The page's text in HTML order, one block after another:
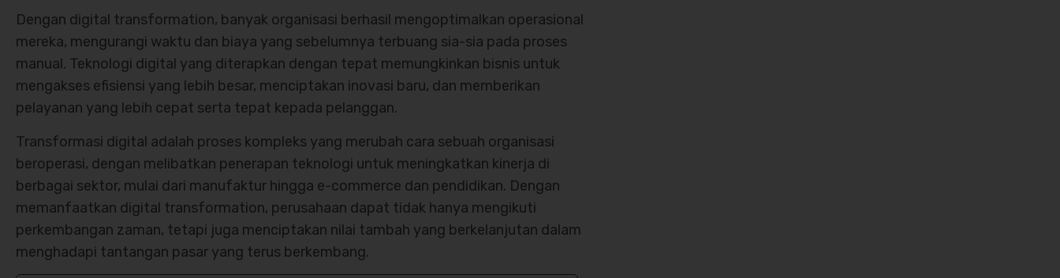
Dengan digital transformation, banyak organisasi berhasil mengoptimalkan operasional
mereka, mengurangi waktu dan biaya yang sebelumnya terbuang sia-sia pada proses
manual. Teknologi digital yang diterapkan dengan tepat memungkinkan bisnis untuk
mengakses efisiensi yang lebih besar, menciptakan inovasi baru, dan memberikan
pelayanan yang lebih cepat serta tepat kepada pelanggan.
Transformasi digital adalah proses kompleks yang merubah cara sebuah organisasi
beroperasi, dengan melibatkan penerapan teknologi untuk meningkatkan kinerja di
berbagai sektor, mulai dari manufaktur hingga e-commerce dan pendidikan. Dengan
memanfaatkan digital transformation, perusahaan dapat tidak hanya mengikuti
perkembangan zaman, tetapi juga menciptakan nilai tambah yang berkelanjutan dalam
menghadapi tantangan pasar yang terus berkembang.